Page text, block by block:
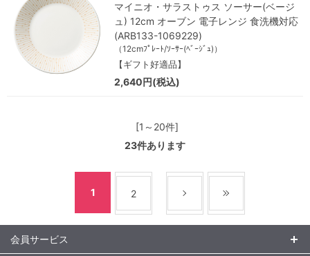
マイニオ・サラストゥス ソーサー(ベージ
ュ) 12cm オーブン 電子レンジ 食洗機対応
(ARB133-1069229)
（12cmﾌﾟﾚｰﾄ/ｿｰｻｰ(ﾍﾞｰｼﾞｭ)）
【ギフト好適品】
2,640円(税込)
[1～20件]
23件あります
1 2
会員サービス